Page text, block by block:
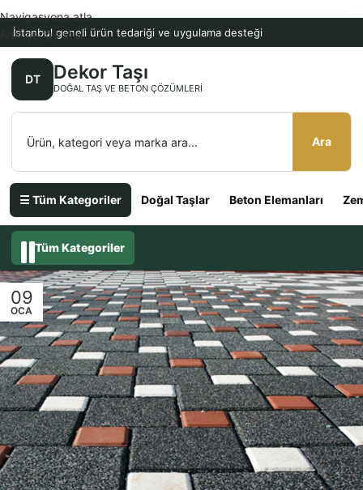
İstanbul geneli ürün tedariği ve uygulama desteği
DT Dekor Taşı
DOĞAL TAŞ VE BETON ÇÖZÜMLERI
Ara
☰ Tüm Kategoriler Doğal Taşlar Beton Elemanları
Navigasyona atla
Ana içeriğe atla
Tüm Kategoriler
09
OCA